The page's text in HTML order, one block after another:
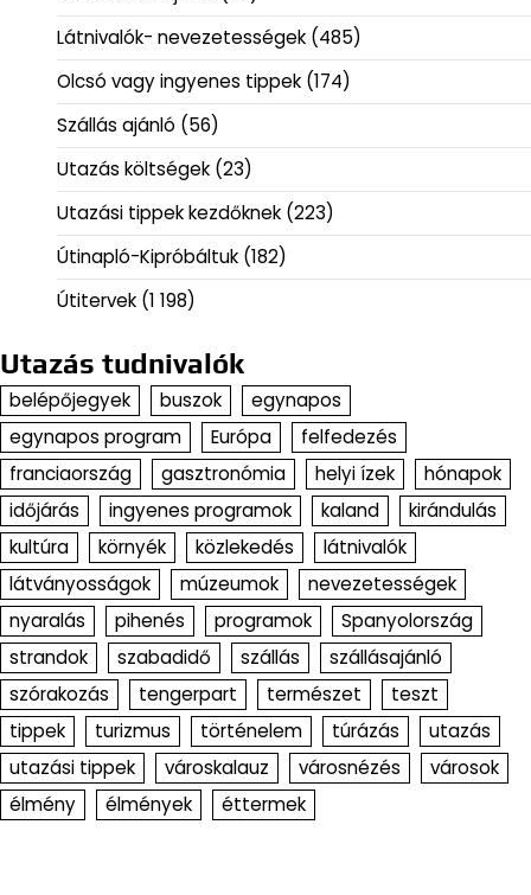
Látnivalók- nevezetességek (485)
Olcsó vagy ingyenes tippek (174)
Szállás ajánló (56)
Utazás költségek (23)
Utazási tippek kezdőknek (223)
Útinapló-Kipróbáltuk (182)
Útitervek (1 198)
Utazás tudnivalók
belépőjegyek buszok
egynapos
egynapos program
Európa
felfedezés
franciaország
gasztronómia helyi ízek
hónapok
időjárás
ingyenes programok kaland
kirándulás
kultúra
környék közlekedés
látnivalók
látványosságok
múzeumok
nevezetességek
nyaralás
pihenés programok
Spanyolország
strandok
szabadidő szállás
szállásajánló
szórakozás
tengerpart természet
teszt
tippek
turizmus történelem túrázás
utazás
utazási tippek
városkalauz városnézés
városok
élmény
élmények éttermek